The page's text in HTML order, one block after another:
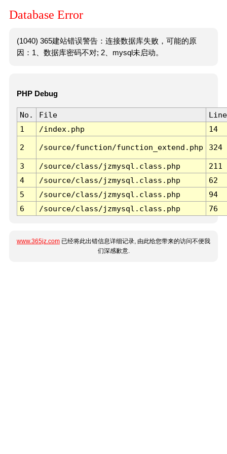
Database Error
(1040) 365建站错误警告：连接数据库失败，可能的原
因：1、数据库密码不对; 2、mysql未启动。
PHP Debug
No. File
Line
1
/index.php 14
2 /source/function/function_extend.php 324
3 /source/class/jzmysql.class.php
211
4
/source/class/jzmysql.class.php
62
5
/source/class/jzmysql.class.php
94
6
/source/class/jzmysql.class.php 76
www.365jz.com 已经将此出错信息详细记录, 由此给您带来的访问不便我
们深感歉意.